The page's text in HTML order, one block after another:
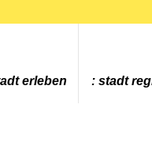
erleben stadt